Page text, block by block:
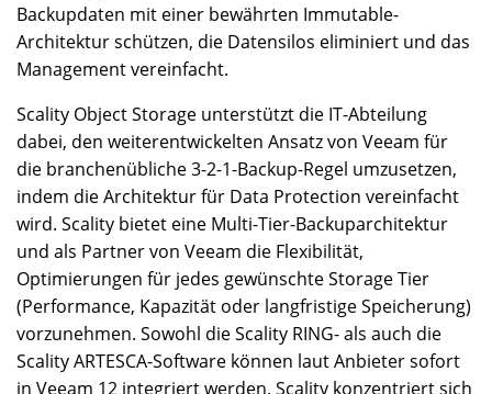
Backupdaten mit einer bewährten Immutable-
Architektur schützen, die Datensilos eliminiert und das
Management vereinfacht.
Scality Object Storage unterstützt die IT-Abteilung
dabei, den weiterentwickelten Ansatz von Veeam für
die branchenübliche 3-2-1-Backup-Regel umzusetzen,
indem die Architektur für Data Protection vereinfacht
wird. Scality bietet eine Multi-Tier-Backuparchitektur
und als Partner von Veeam die Flexibilität,
Optimierungen für jedes gewünschte Storage Tier
(Performance, Kapazität oder langfristige Speicherung)
vorzunehmen. Sowohl die Scality RING- als auch die
Scality ARTESCA-Software können laut Anbieter sofort
in Veeam 12 integriert werden. Scality konzentriert sich